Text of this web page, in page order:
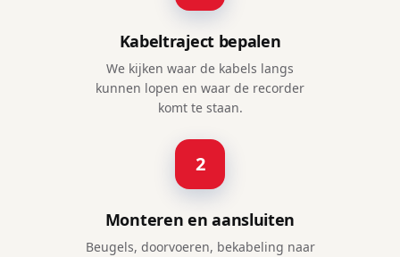
Kabeltraject bepalen
We kijken waar de kabels langs
kunnen lopen en waar de recorder
komt te staan.
2
Monteren en aansluiten
Beugels, doorvoeren, bekabeling naar